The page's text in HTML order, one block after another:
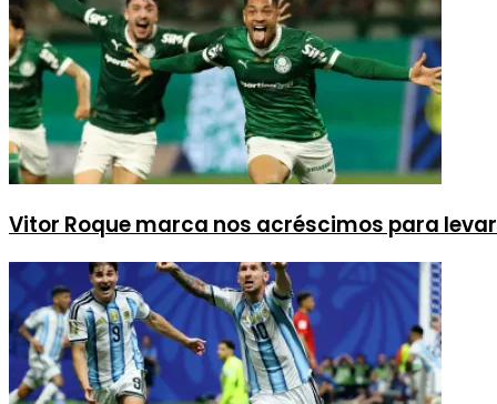
Vitor Roque marca nos acréscimos para